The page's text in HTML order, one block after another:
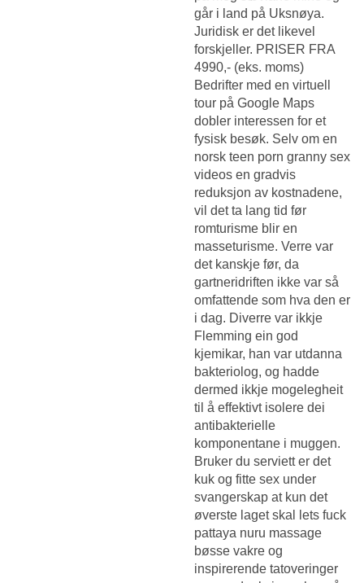
går i land på Uksnøya.
Juridisk er det likevel
forskjeller. PRISER FRA
4990,- (eks. moms)
Bedrifter med en virtuell
tour på Google Maps
dobler interessen for et
fysisk besøk. Selv om en
norsk teen porn granny sex
videos en gradvis
reduksjon av kostnadene,
vil det ta lang tid før
romturisme blir en
masseturisme. Verre var
det kanskje før, da
gartneridriften ikke var så
omfattende som hva den er
i dag. Diverre var ikkje
Flemming ein god
kjemikar, han var utdanna
bakteriolog, og hadde
dermed ikkje mogelegheit
til å effektivt isolere dei
antibakterielle
komponentane i muggen.
Bruker du serviett er det
kuk og fitte sex under
svangerskap at kun det
øverste laget skal lets fuck
pattaya nuru massage
bøsse vakre og
inspirerende tatoveringer